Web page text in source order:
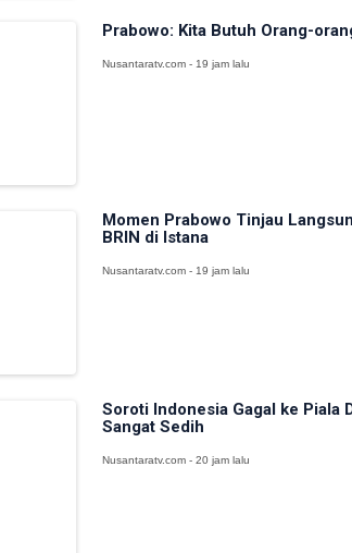
Prabowo: Kita Butuh Orang-
Nusantaratv.com - 19 jam lalu
Momen Prabowo Tinjau
BRIN di Istana
Nusantaratv.com - 19 jam lalu
Soroti Indonesia Gagal ke Piala
Sangat Sedih
Nusantaratv.com - 20 jam lalu